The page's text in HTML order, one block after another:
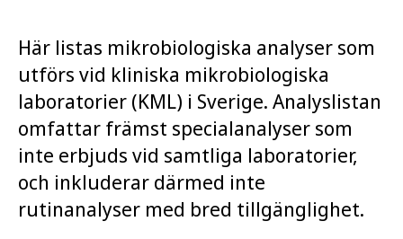
Här listas mikrobiologiska analyser som
utförs vid kliniska mikrobiologiska
laboratorier (KML) i Sverige. Analyslistan
omfattar främst specialanalyser som
inte erbjuds vid samtliga laboratorier,
och inkluderar därmed inte
rutinanalyser med bred tillgänglighet.